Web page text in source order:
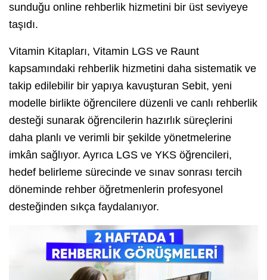
sunduğu online rehberlik hizmetini bir üst seviyeye
taşıdı.
Vitamin Kitapları, Vitamin LGS ve Raunt
kapsamındaki rehberlik hizmetini daha sistematik ve
takip edilebilir bir yapıya kavuşturan Sebit, yeni
modelle birlikte öğrencilere düzenli ve canlı rehberlik
desteği sunarak öğrencilerin hazırlık süreçlerini
daha planlı ve verimli bir şekilde yönetmelerine
imkân sağlıyor. Ayrıca LGS ve YKS öğrencileri,
hedef belirleme sürecinde ve sınav sonrası tercih
döneminde rehber öğretmenlerin profesyonel
desteğinden sıkça faydalanıyor.